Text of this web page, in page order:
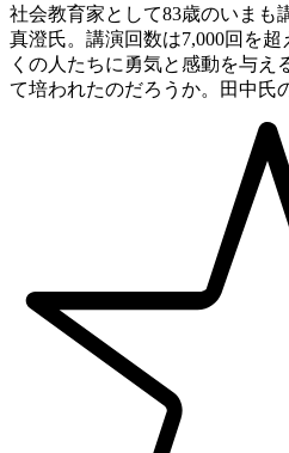
社会教育家として83歳のいまも
真澄氏。講演回数は7,000回を
くの人たちに勇気と感動を与え
て培われたのだろうか。田中氏